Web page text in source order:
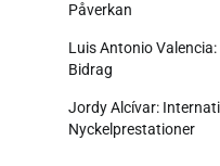
Påverkan
Luis Antonio
Bidrag
Jordy Alcívar:
Nyckelprestationer